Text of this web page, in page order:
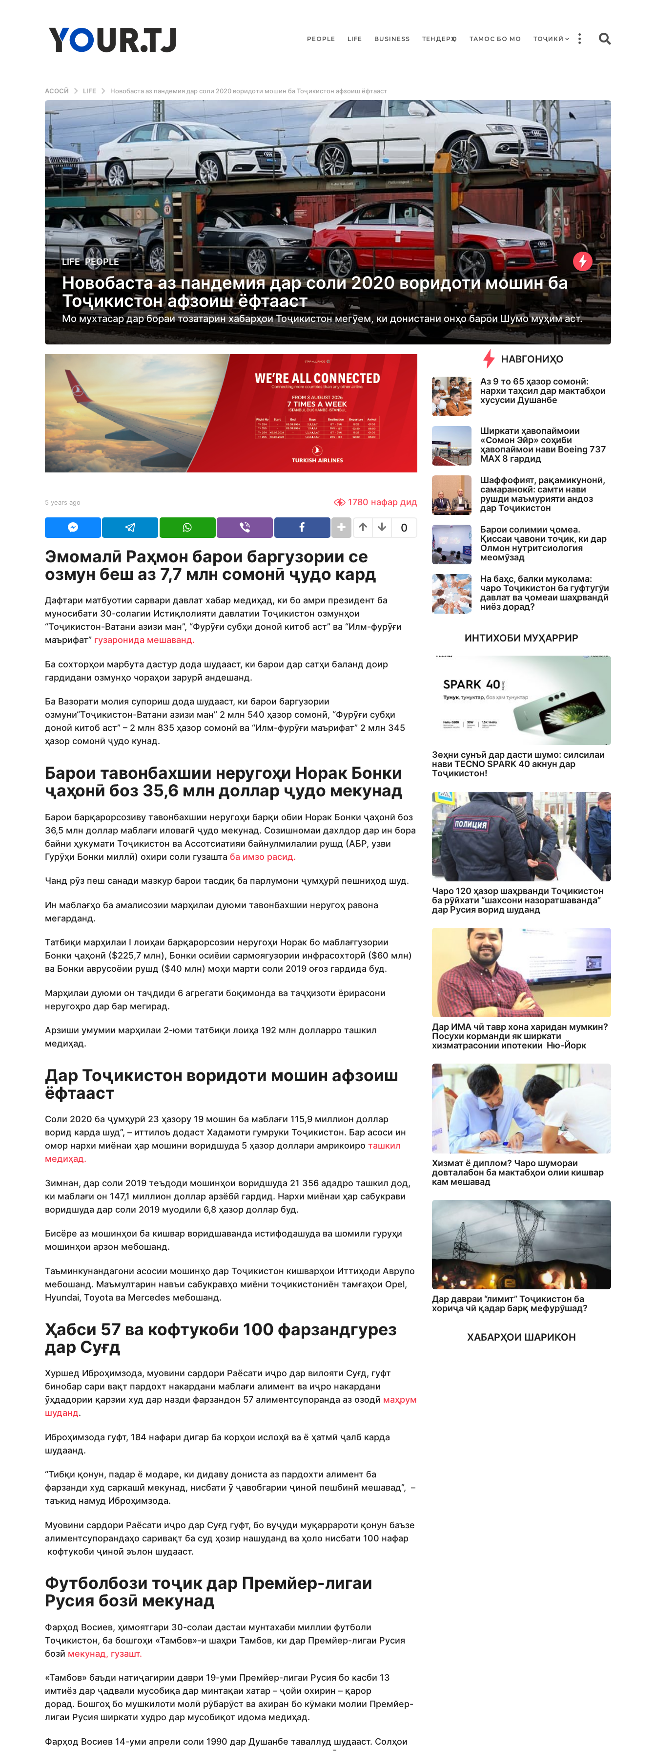
PEOPLE LIFE BUSINESS ТЕНДЕРҲО ТАМОС БО МО ТОҶИКӢ
АСОСӢ LIFE Новобаста аз пандемия дар соли 2020 воридоти мошин ба Тоҷикистон афзоиш ёфтааст
5
y
e
a
s
5
y
a
r
s
a
g
LIFE ,PEOPLE
Новобаста аз пандемия дар соли 2020 воридоти мошин ба
Тоҷикистон афзоиш ёфтааст
Мо мухтасар дар бораи тозатарин хабарҳои Тоҷикистон мегӯем, ки донистани онҳо барои Шумо муҳим аст.
b
Y
U
R
5 years ago
r
a
o
1780 нафар дид
0
Эмомалӣ Раҳмон барои баргузории се
озмун беш аз 7,7 млн сомонӣ ҷудо кард
Дафтари матбуотии сарвари давлат хабар медиҳад, ки бо амри президент ба
муносибати 30-солагии Истиқлолияти давлатии Тоҷикистон озмунҳои
“Тоҷикистон-Ватани азизи ман”, “Фурӯғи субҳи доноӣ китоб аст” ва “Илм-фурӯғи
маърифат” гузаронида мешаванд.
Ба сохторҳои марбута дастур дода шудааст, ки барои дар сатҳи баланд доир
гардидани озмунҳо чораҳои зарурӣ андешанд.
Ба Вазорати молия супориш дода шудааст, ки барои баргузории
озмуни“Тоҷикистон-Ватани азизи ман” 2 млн 540 ҳазор сомонӣ, “Фурӯғи субҳи
доноӣ китоб аст” – 2 млн 835 ҳазор сомонӣ ва “Илм-фурӯғи маърифат” 2 млн 345
ҳазор сомонӣ ҷудо кунад.
Барои тавонбахшии неругоҳи Норак Бонки
ҷаҳонӣ боз 35,6 млн доллар ҷудо мекунад
Барои барқарорсозиву тавонбахшии неругоҳи барқи обии Норак Бонки ҷаҳонӣ боз
36,5 млн доллар маблағи иловагӣ ҷудо мекунад. Созишномаи дахлдор дар ин бора
байни ҳукумати Тоҷикистон ва Ассотсиатияи байнулмилалии рушд (АБР, узви
Гурӯҳи Бонки миллӣ) охири соли гузашта ба имзо расид.
Чанд рӯз пеш санади мазкур барои тасдиқ ба парлумони ҷумҳурӣ пешниҳод шуд.
Ин маблағҳо ба амалисозии марҳилаи дуюми тавонбахшии неругоҳ равона
мегарданд.
Татбиқи марҳилаи I лоиҳаи барқарорсозии неругоҳи Норак бо маблағгузории
Бонки ҷаҳонӣ ($225,7 млн), Бонки осиёии сармоягузории инфрасохторӣ ($60 млн)
ва Бонки аврусоёии рушд ($40 млн) моҳи марти соли 2019 оғоз гардида буд.
Марҳилаи дуюми он таҷдиди 6 агрегати боқимонда ва таҷҳизоти ёрирасони
неругоҳро дар бар мегирад.
Арзиши умумии марҳилаи 2-юми татбиқи лоиҳа 192 млн долларро ташкил
медиҳад.
Дар Тоҷикистон воридоти мошин афзоиш
ёфтааст
Соли 2020 ба ҷумҳурӣ 23 ҳазору 19 мошин ба маблағи 115,9 миллион доллар
ворид карда шуд”, – иттилоъ додаст Хадамоти гумруки Тоҷикистон. Бар асоси ин
омор нархи миёнаи ҳар мошини воридшуда 5 ҳазор доллари амрикоиро ташкил
медиҳад.
Зимнан, дар соли 2019 теъдоди мошинҳои воридшуда 21 356 ададро ташкил дод,
ки маблағи он 147,1 миллион доллар арзёбӣ гардид. Нархи миёнаи ҳар сабукрави
воридшуда дар соли 2019 муодили 6,8 ҳазор доллар буд.
Бисёре аз мошинҳои ба кишвар воридшаванда истифодашуда ва шомили гуруҳи
мошинҳои арзон мебошанд.
Таъминкунандагони асосии мошинҳо дар Тоҷикистон кишварҳои Иттиҳоди Аврупо
мебошанд. Маъмултарин навъи сабукравҳо миёни тоҷикистониён тамғаҳои Opel,
Hyundai, Toyota ва Mercedes мебошанд.
Ҳабси 57 ва кофтукоби 100 фарзандгурез
дар Суғд
Хуршед Иброҳимзода, муовини сардори Раёсати иҷро дар вилояти Суғд, гуфт
бинобар сари вақт пардохт накардани маблағи алимент ва иҷро накардани
ӯҳдадории қарзии худ дар назди фарзандон 57 алиментсупоранда аз озодӣ маҳрум
шуданд.
Иброҳимзода гуфт, 184 нафари дигар ба корҳои ислоҳӣ ва ё ҳатмӣ ҷалб карда
шудаанд.
“Тибқи қонун, падар ё модаре, ки дидаву дониста аз пардохти алимент ба
фарзанди худ саркашӣ мекунад, нисбати ӯ ҷавобгарии ҷиноӣ пешбинӣ мешавад”, –
таъкид намуд Иброҳимзода.
Муовини сардори Раёсати иҷро дар Суғд гуфт, бо вуҷуди муқаррароти қонун баъзе
алиментсупорандаҳо саривақт ба суд ҳозир нашуданд ва ҳоло нисбати 100 нафар
кофтукоби ҷиноӣ эълон шудааст.
Футболбози тоҷик дар Премйер-лигаи
Русия бозӣ мекунад
Фарҳод Восиев, ҳимоятгари 30-солаи дастаи мунтахаби миллии футболи
Тоҷикистон, ба бошгоҳи «Тамбов»-и шаҳри Тамбов, ки дар Премйер-лигаи Русия
бозӣ мекунад, гузашт.
«Тамбов» баъди натиҷагирии даври 19-уми Премйер-лигаи Русия бо касби 13
имтиёз дар ҷадвали мусобиқа дар минтақаи хатар – ҷойи охирин – қарор
дорад. Бошгоҳ бо мушкилоти молӣ рӯбарӯст ва ахиран бо кӯмаки молии Премйер-
лигаи Русия ширкати худро дар мусобиқот идома медиҳад.
Фарҳод Восиев 14-уми апрели соли 1990 дар Душанбе таваллуд шудааст. Солҳои
НАВГОНИҲО
Аз 9 то 65 ҳазор сомонӣ:
нархи таҳсил дар мактабҳои
хусусии Душанбе
Ширкати ҳавопаймоии
«Сомон Эйр» соҳиби
ҳавопаймои нави Boeing 737
MAX 8 гардид
Шаффофият, рақамикунонӣ,
самаранокӣ: самти нави
рушди маъмурияти андоз
дар Тоҷикистон
Барои солимии ҷомеа.
Қиссаи ҷавони тоҷик, ки дар
Олмон нутритсиология
меомӯзад
На баҳс, балки муколама:
чаро Тоҷикистон ба гуфтугӯи
давлат ва ҷомеаи шаҳрвандӣ
ниёз дорад?
ИНТИХОБИ МУҲАРРИР
Зеҳни сунъӣ дар дасти шумо: силсилаи
нави TECNO SPARK 40 акнун дар
Тоҷикистон!
Чаро 120 ҳазор шаҳрванди Тоҷикистон
ба рӯйхати “шахсони назоратшаванда”
дар Русия ворид шуданд
Дар ИМА чӣ тавр хона харидан мумкин?
Посухи корманди як ширкати
хизматрасонии ипотекии Ню-Йорк
Хизмат ё диплом? Чаро шумораи
довталабон ба мактабҳои олии кишвар
кам мешавад
Дар давраи “лимит” Тоҷикистон ба
хориҷа чӣ қадар барқ мефурӯшад?
ХАБАРҲОИ ШАРИКОН